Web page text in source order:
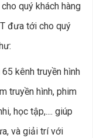
quý khách hàng
đưa tới cho quý
kênh truyền hình
truyền hình, phim
học tập,.... giúp
và giải trí với